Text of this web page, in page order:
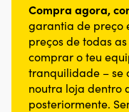
Compra agora,
garantia de preço
preços de todas
comprar o teu
tranquilidade – se
noutra loja dentro
posteriormente.